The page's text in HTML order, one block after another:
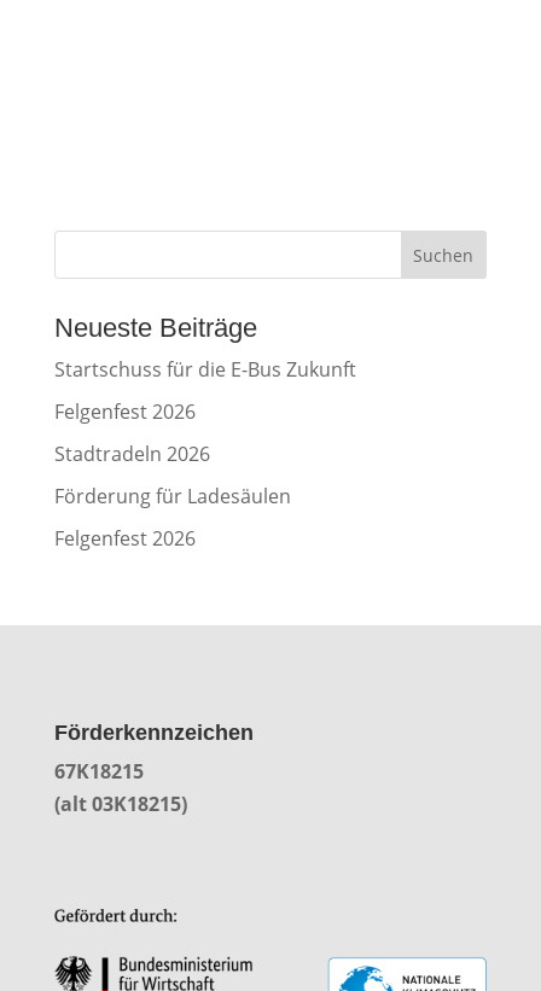
Suchen
Neueste Beiträge
Startschuss für die E-Bus Zukunft
Felgenfest 2026
Stadtradeln 2026
Förderung für Ladesäulen
Felgenfest 2026
Förderkennzeichen
67K18215
(alt 03K18215)